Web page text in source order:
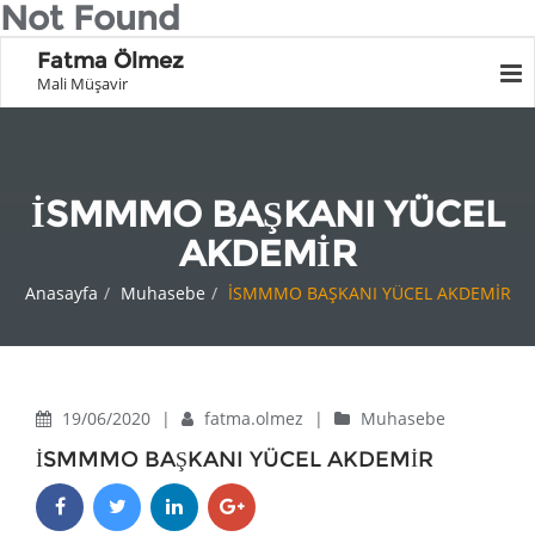
Not Found
Fatma Ölmez
Mali Müşavir
İSMMMO BAŞKANI YÜCEL
AKDEMİR
Anasayfa Muhasebe İSMMMO BAŞKANI YÜCEL AKDEMİR
19/06/2020 | fatma.olmez | Muhasebe
İSMMMO BAŞKANI YÜCEL AKDEMİR